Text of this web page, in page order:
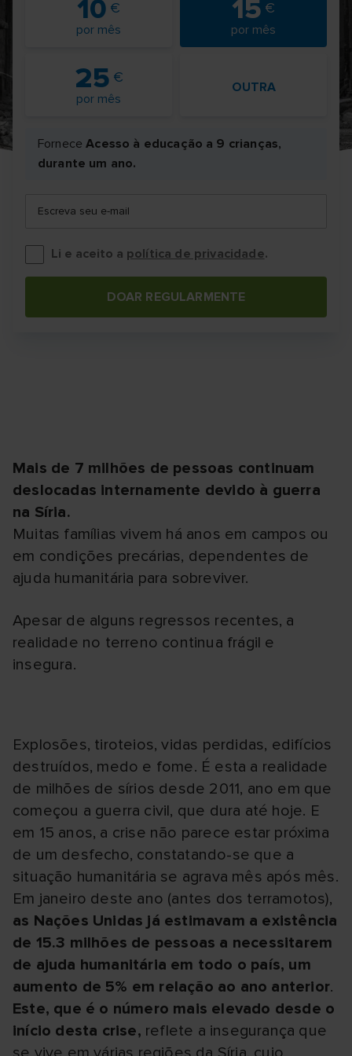
10
por mês
15
por mês
25
por mês
OUTRA
ForneceAcesso à educação a 9 crianças,
durante um ano.
Escreva seu e-mail
Li e aceito a política de privacidade.
DOAR REGULARMENTE
Mais de 7 milhões de pessoas continuam
deslocadas internamente devido à guerra
na Síria.
Muitas famílias vivem há anos em campos ou
em condições precárias, dependentes de
ajuda humanitária para sobreviver.
Apesar de alguns regressos recentes, a
realidade no terreno continua frágil e
insegura.
Explosões, tiroteios, vidas perdidas, edifícios
destruídos, medo e fome. É esta a realidade
de milhões de sírios desde 2011, ano em que
começou a guerra civil, que dura até hoje. E
em 15 anos, a crise não parece estar próxima
de um desfecho, constatando-se que a
situação humanitária se agrava mês após mês.
Em janeiro deste ano (antes dos terramotos),
as Nações Unidas já estimavam a existência
de 15.3 milhões de pessoas a necessitarem
de ajuda humanitária em todo o país, um
aumento de 5% em relação ao ano anterior.
Este, que é o número mais elevado desde o
início desta crise, reflete a insegurança que